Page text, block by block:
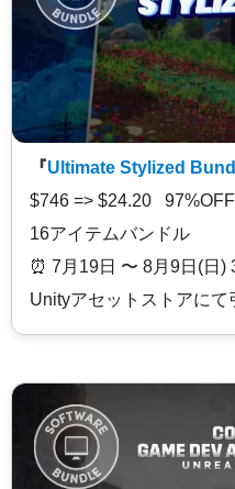
『Ultimate Stylized
$746 => $24.20 97%OFF
16アイテムバンドル
⏰️ 7月19日 〜 8月9日(日)
Unityアセットストアにて